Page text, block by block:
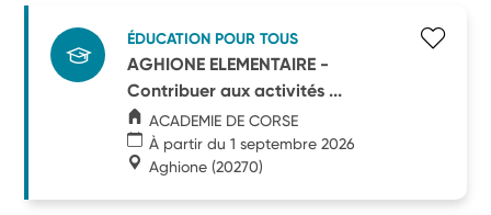
ÉDUCATION POUR TOUS
AGHIONE ELEMENTAIRE -
Contribuer aux activités ...
ACADEMIE DE CORSE
À partir du 1 septembre 2026
Aghione (20270)